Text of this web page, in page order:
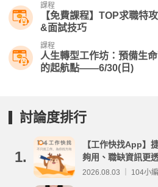
課程
【免費課程】TOP求職特
&面試技巧
課程
人生轉型工作坊：預備生
的起航點——6/30(日)
討論度排行
1.
【工作快找App】
夠用、職缺資訊更
2026.08.03 ｜ 104小編